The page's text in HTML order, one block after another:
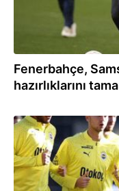
Fenerbahçe,
hazırlıklarını
19.01.2024